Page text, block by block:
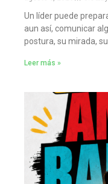
Un líder puede
aun así, comunicar
postura, su mirada,
Leer más »